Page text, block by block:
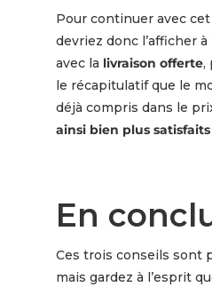
Pour continuer avec
devriez donc l’afficher
avec la livraison offerte,
le récapitulatif que le
déjà compris dans le
ainsi bien plus satisfaits
En
Ces trois conseils sont
mais gardez à l’esprit